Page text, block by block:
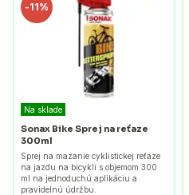
-11%
Na sklade
Sonax Bike Sprej na reťaze
300ml
Sprej na mazanie cyklistickej reťaze
na jazdu na bicykli s objemom 300
ml na jednoduchú aplikáciu a
pravidelnú údržbu.